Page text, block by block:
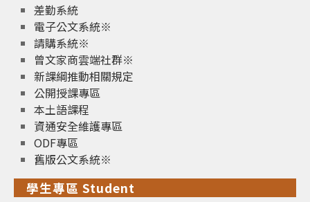
差勤系統
電子公文系統※
請購系統※
曾文家商雲端社群※
新課綱推動相關規定
公開授課專區
本土語課程
資通安全維護專區
ODF專區
舊版公文系統※
學生專區 Student